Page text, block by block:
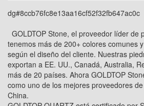
dg#8ccb76fc8e13aa16cf52f32fb647ac0c
GOLDTOP Stone, el proveedor líder de
tenemos más de 200+ colores comunes
según el diseño del cliente. Nuestras
exportan a EE. UU., Canadá, Australia,
más de 20 países. Ahora GOLDTOP
como uno de los mejores proveedores
China.